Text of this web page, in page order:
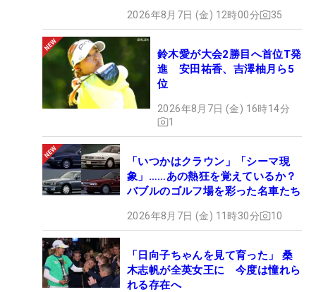
2026年8月7日 (金) 12時00分 35
鈴木愛が大会2勝目へ首位T発
進 安田祐香、吉澤柚月ら5
位
2026年8月7日 (金) 16時14分
1
「いつかはクラウン」「シーマ現
象」……あの熱狂を覚えているか？
バブルのゴルフ場を彩った名車たち
2026年8月7日 (金) 11時30分 10
「日向子ちゃんを見て育った」 桑
木志帆が全英女王に 今度は憧れら
れる存在へ